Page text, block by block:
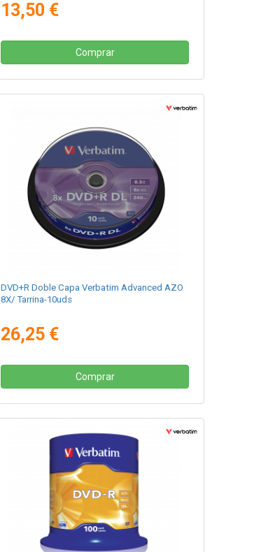
13,50 €
Comprar
DVD+R Doble Capa Verbatim Advanced AZO
8X/ Tarrina-10uds
26,25 €
Comprar